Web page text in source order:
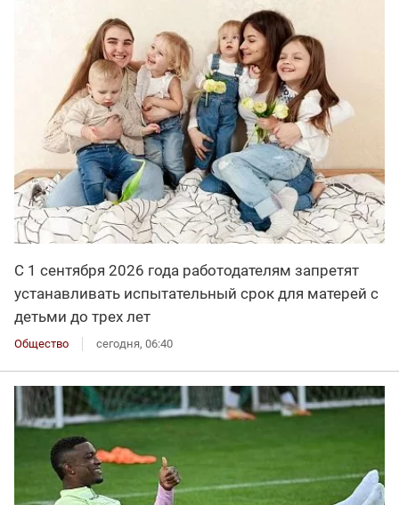
С 1 сентября 2026 года работодателям запретят
устанавливать испытательный срок для матерей с
детьми до трех лет
Общество сегодня, 06:40